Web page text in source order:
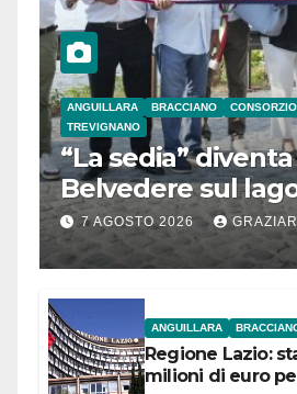
ANGUILLARA BRACCIANO
TREVIGNANO
“La sedia” diventa
Belvedere sul
Bracciano: ieri
l’inaugurazione
7 AGOSTO 2026
ANGUILLARA
Regione Lazio:
milioni di euro